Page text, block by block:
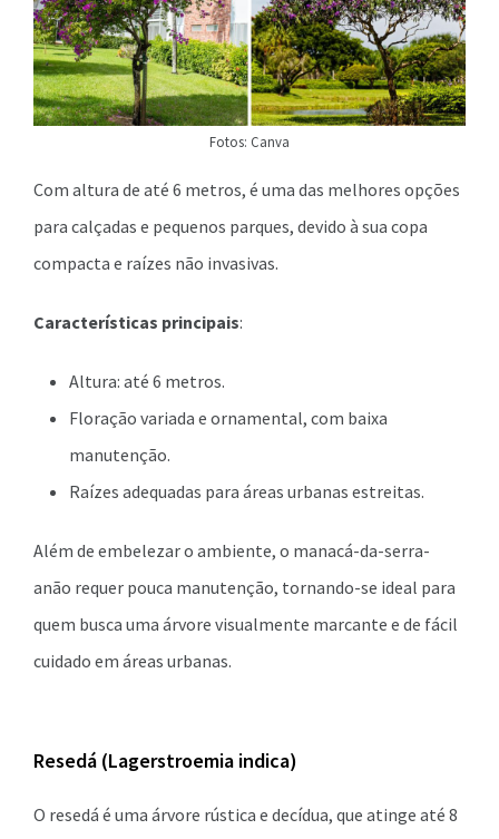
Fotos: Canva
Com altura de até 6 metros, é uma das melhores opções
para calçadas e pequenos parques, devido à sua copa
compacta e raízes não invasivas.
Características principais:
Altura: até 6 metros.
Floração variada e ornamental, com baixa
manutenção.
Raízes adequadas para áreas urbanas estreitas.
Além de embelezar o ambiente, o manacá-da-serra-
anão requer pouca manutenção, tornando-se ideal para
quem busca uma árvore visualmente marcante e de fácil
cuidado em áreas urbanas.
Resedá (Lagerstroemia indica)
O resedá é uma árvore rústica e decídua, que atinge até 8